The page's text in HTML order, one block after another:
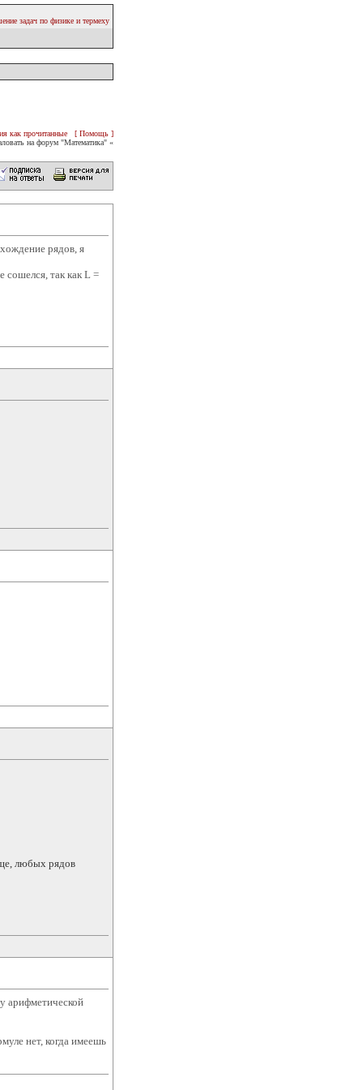
задач по физике и термеху
как прочитанные
[ Помощь ]
на форум "Математика" «
рядов, я
сошелся, так как L =
любых рядов
арифметической
нет, когда имеешь